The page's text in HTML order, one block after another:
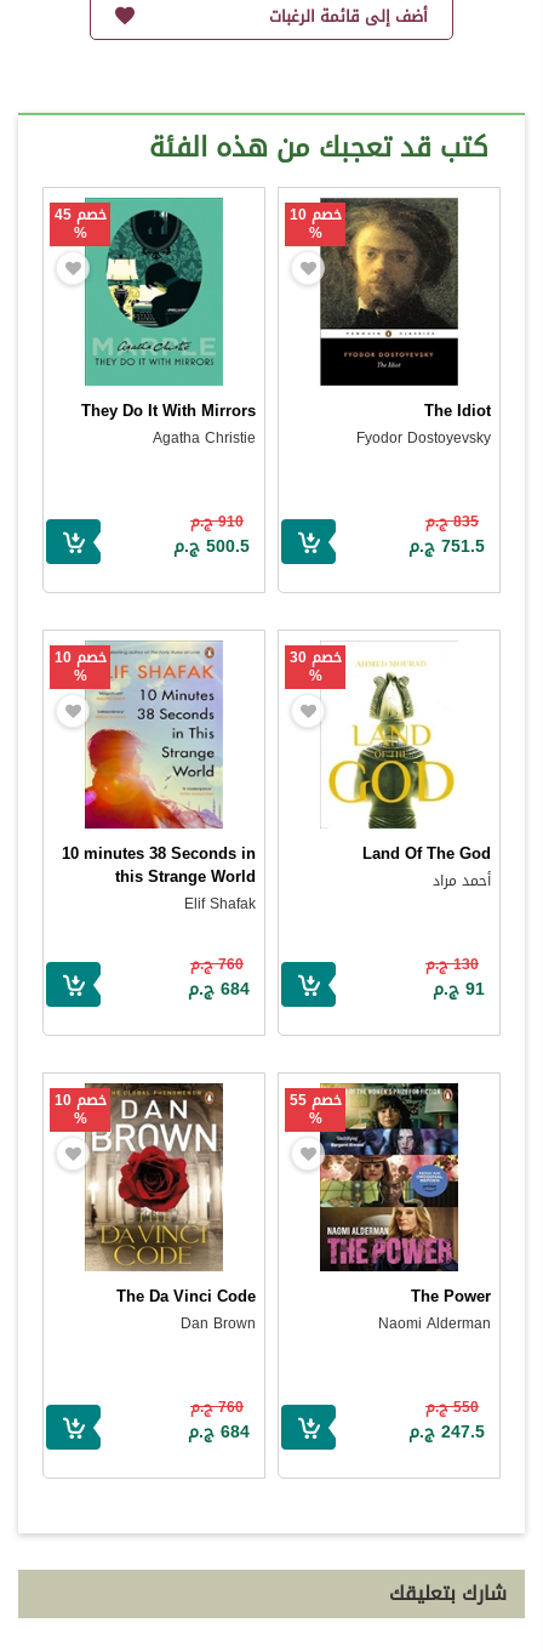
أضف إلى قائمة الرغبات
كتب قد تعجبك من هذه الفئة
خصم 10
%
The Idiot
Fyodor Dostoyevsky
835 ج.م
751.5 ج.م
خصم 45
%
They Do It With Mirrors
Agatha Christie
910 ج.م
500.5 ج.م
خصم 30
%
Land Of The God
أحمد مراد
130 ج.م
91 ج.م
خصم 10
%
10 minutes 38 Seconds in
this Strange World
Elif Shafak
760 ج.م
684 ج.م
خصم 55
%
The Power
Naomi Alderman
550 ج.م
247.5 ج.م
خصم 10
%
The Da Vinci Code
Dan Brown
760 ج.م
684 ج.م
شارك بتعليقك